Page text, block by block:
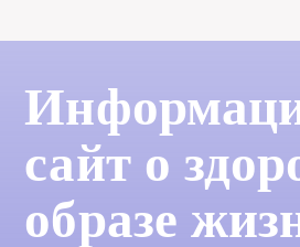
сайт о
образе